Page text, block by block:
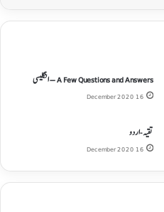
A Few Questions and Answers – انگلیسی
16 December 2020
تقیه-اردو
16 December 2020